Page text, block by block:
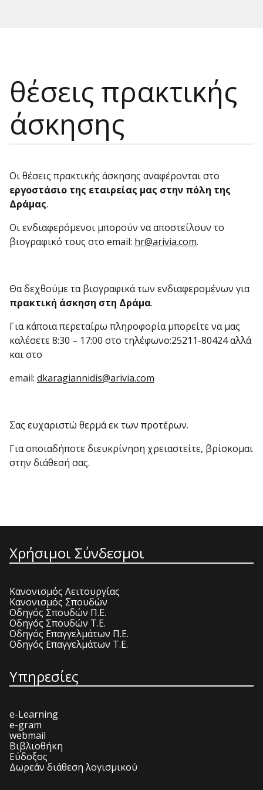
θέσεις πρακτικής
άσκησης
Οι θέσεις πρακτικής άσκησης αναφέρονται στο
εργοστάσιο της εταιρείας μας στην πόλη της
Δράμας.
Οι ενδιαφερόμενοι μπορούν να αποστείλουν το
βιογραφικό τους στο email: hr@arivia.com.
Θα δεχθούμε τα βιογραφικά των ενδιαφερομένων για
πρακτική άσκηση στη Δράμα.
Για κάποια περεταίρω πληροφορία μπορείτε να μας
καλέσετε 8:30 – 17:00 στο τηλέφωνο:25211-80424 αλλά
και στο
email: dkaragiannidis@arivia.com
Σας ευχαριστώ θερμά εκ των προτέρων.
Για οποιαδήποτε διευκρίνηση χρειαστείτε, βρίσκομαι
στην διάθεσή σας.
Χρήσιμοι Σύνδεσμοι
Κανονισμός Λειτουργίας
Κανονισμός Σπουδών
Οδηγός Σπουδών Π.Ε.
Οδηγός Σπουδών Τ.Ε.
Οδηγός Επαγγελμάτων Π.Ε.
Οδηγός Επαγγελμάτων Τ.Ε.
Υπηρεσίες
e-Learning
e-gram
webmail
Βιβλιοθήκη
Εύδοξος
Δωρεάν διάθεση λογισμικού